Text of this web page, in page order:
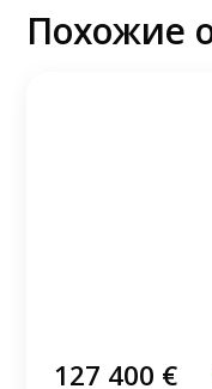
Похожие
127 400 €